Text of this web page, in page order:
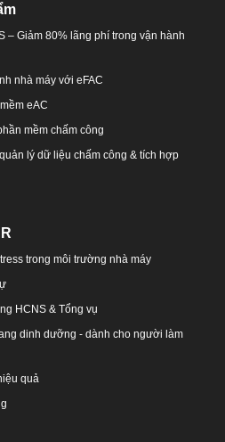
– Giảm 80% lãng phí trong vận hành
nhà máy với eFAC
eAC
mềm chấm công
lý dữ liệu chấm công & tích hợp
trong môi trường nhà máy
HCNS & Tổng vụ
dinh dưỡng - dành cho người làm
quả